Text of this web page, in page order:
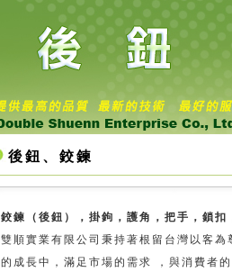
後鈕、鉸鍊
鉸鍊（後鈕），掛鉤，護角，把手，鎖
雙順實業有限公司秉持著根留台灣以客
的成長中，滿足市場的需求 ，與消費者